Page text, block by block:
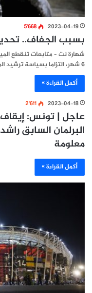
2023-04-19 5٬668
بسبب الجفاف..
6 شهر، التزاما بسياسة ترشيد المياه التي…
أكمل القراءة »
2023-04-18 2٬611
عاجل | تونس:
البرلمان السابق
معلومة
أكمل القراءة »